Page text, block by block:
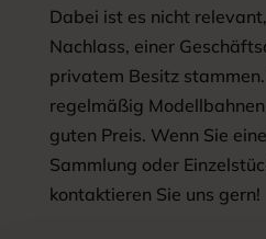
Dabei ist es nicht
Nachlass, einer
privatem Besitz
regelmäßig
guten Preis. Wenn Sie
Sammlung oder
kontaktieren Sie uns gern!